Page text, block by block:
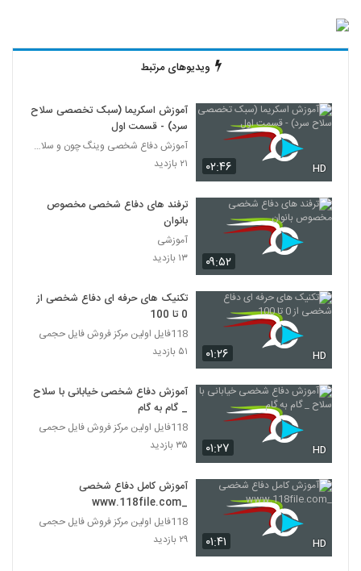
ویدیوهای مرتبط
۰۲:۴۶ HD
آموزش اسکریما (سبک تخصصی سلاح
سرد) - قسمت اول
آموزش دفاع شخصی وینگ چون و سلاح سرد اسکریما
۲۱ بازدید
۰۹:۵۲
ترفند های دفاع شخصی مخصوص
بانوان
آموزشی
۱۳ بازدید
۰۱:۲۶ HD
تکنیک های حرفه ای دفاع شخصی از
0 تا 100
118فایل اولین مرکز فروش فایل حجمی
۵۱ بازدید
۰۱:۲۷ HD
آموزش دفاع شخصی خیابانی با سلاح
_ گام به گام
118فایل اولین مرکز فروش فایل حجمی
۳۵ بازدید
۰۱:۴۱ HD
آموزش کامل دفاع شخصی
_www.118file.com
118فایل اولین مرکز فروش فایل حجمی
۲۹ بازدید